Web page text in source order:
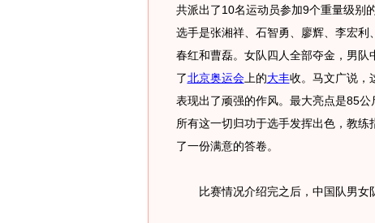
共派出了10名运动员参加9个重量级别
选手是张湘祥、石智勇、廖辉、李宏利
春红和曹磊。女队四人全部夺金，男
了北京奥运会上的大丰收。马文广说，
表现出了顽强的作风。最大亮点是85
所有这一切归功于选手发挥出色，教
了一份满意的答卷。
比赛情况介绍完之后，中国队男女